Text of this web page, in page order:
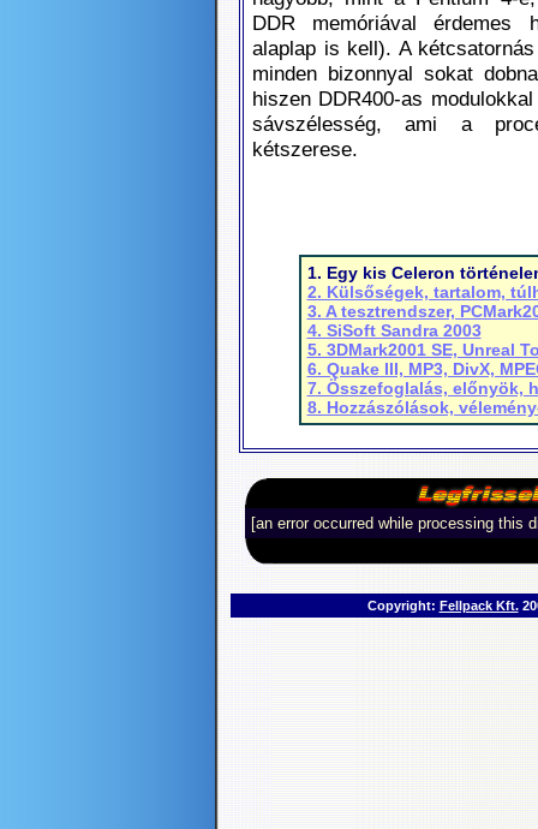
DDR memóriával érdemes
alaplap is kell). A
minden bizonnyal sokat
hiszen DDR400-as
sávszélesség, ami a
kétszerese.
1. Egy kis Celeron
2. Külsőségek, tartalom,
3. A tesztrendszer,
4. SiSoft Sandra 2003
5. 3DMark2001 SE, Unreal
6. Quake III, MP3, DivX,
7. Összefoglalás, előnyök,
8. Hozzászólások,
[an error occurred while processing this
Copyright: Fellpack Kft.